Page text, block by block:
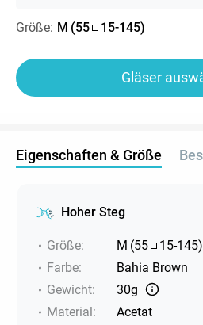
Größe: M (55 15-145)
Gläser
Eigenschaften & Größe
Hoher Steg
Größe: M (55 15-145)
Farbe:
Bahia Brown
Gewicht:
30g
Material:
Acetat